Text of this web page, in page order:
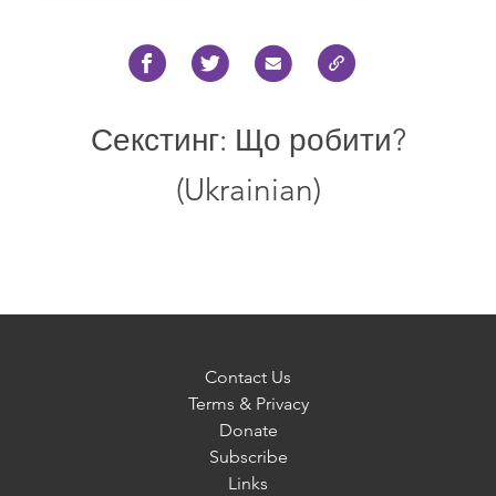
Секстинг: Що робити?
(Ukrainian)
Contact Us
Terms & Privacy
Donate
Subscribe
Links